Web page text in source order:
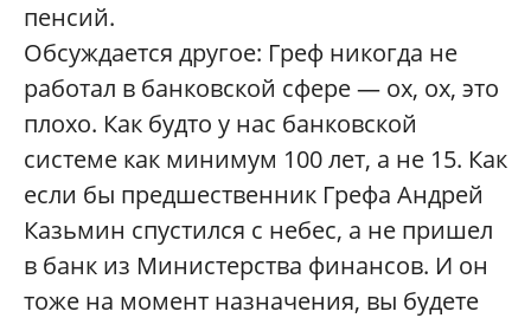
пенсий.
Обсуждается другое: Греф никогда не
работал в банковской сфере — ох, ох, это
плохо. Как будто у нас банковской
системе как минимум 100 лет, а не 15. Как
если бы предшественник Грефа Андрей
Казьмин спустился с небес, а не пришел
в банк из Министерства финансов. И он
тоже на момент назначения, вы будете